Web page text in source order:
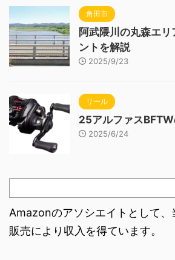
角田市
阿武隈川の丸森エリ
ントを解説
2025/9/23
リール
25アルファス
2025/6/24
Amazonのアソシエイトとして、
販売により収入を得ています。